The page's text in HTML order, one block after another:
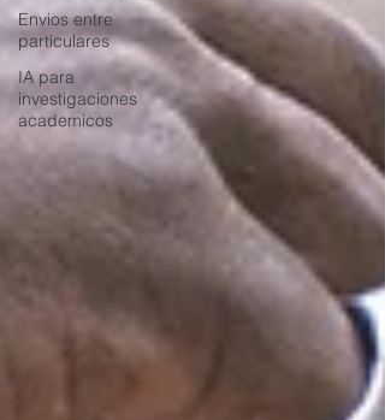
Envios entre
particulares
IA para
investigaciones
academicos